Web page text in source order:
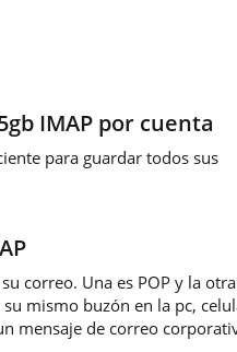
IMAP por cuenta
para guardar todos sus
correo. Una es POP y la
mismo buzón en la pc,
mensaje de correo